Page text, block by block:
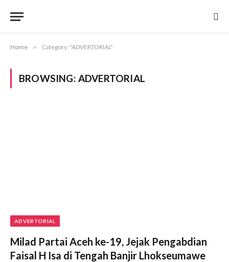
Home » Category: "ADVERTORIAL"
BROWSING: ADVERTORIAL
ADVERTORIAL
Milad Partai Aceh ke-19, Jejak Pengabdian
Faisal H Isa di Tengah Banjir Lhokseumawe